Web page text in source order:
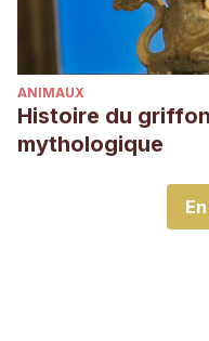
ANIMAUX
Histoire du
mythologique